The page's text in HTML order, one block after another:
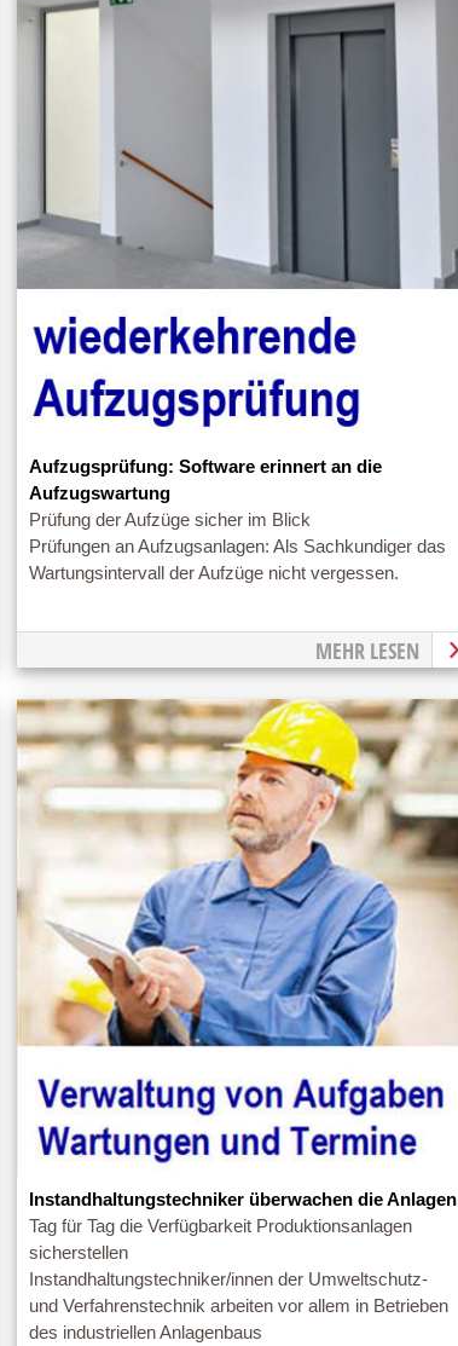
Aufzugsprüfung: Software erinnert an die
Aufzugswartung
Prüfung der Aufzüge sicher im Blick
Prüfungen an Aufzugsanlagen: Als Sachkundiger das
Wartungsintervall der Aufzüge nicht vergessen.
MEHR LESEN
Instandhaltungstechniker überwachen die Anlagen
Tag für Tag die Verfügbarkeit Produktionsanlagen
sicherstellen
Instandhaltungstechniker/innen der Umweltschutz-
und Verfahrenstechnik arbeiten vor allem in Betrieben
des industriellen Anlagenbaus